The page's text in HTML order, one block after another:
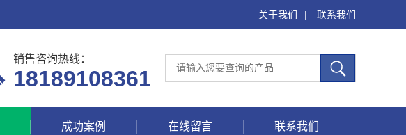
关于我们 | 联系我们
销售咨询热线：
18189108361
成功案例 在线留言 联系我们